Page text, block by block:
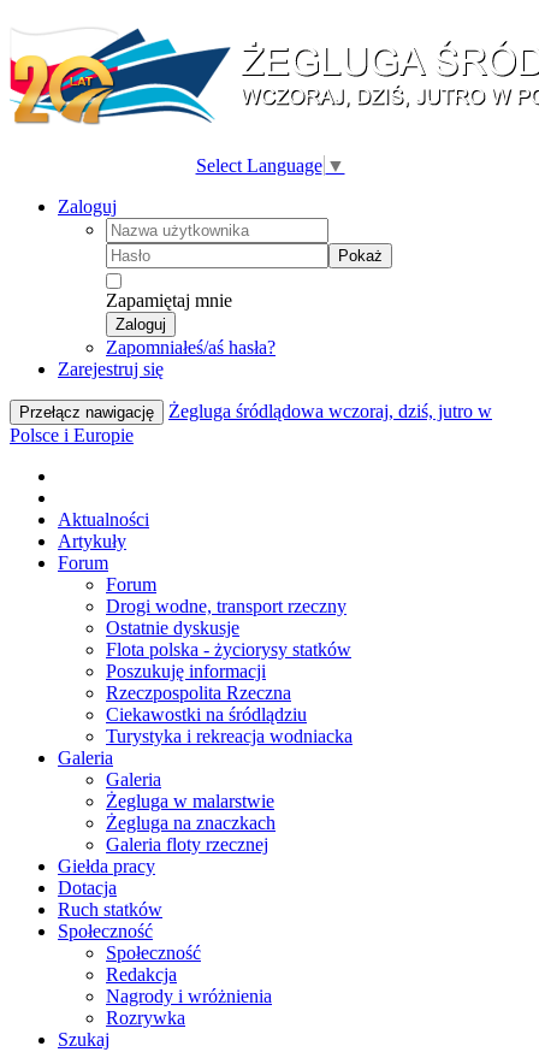
Select Language ▼
Zaloguj
Pokaż
Zapamiętaj mnie
Zaloguj
Zapomniałeś/aś hasła?
Zarejestruj się
Przełącz nawigację
Żegluga śródlądowa wczoraj, dziś, jutro w
Polsce i Europie
Aktualności
Artykuły
Forum
Forum
Drogi wodne, transport rzeczny
Ostatnie dyskusje
Flota polska - życiorysy statków
Poszukuję informacji
Rzeczpospolita Rzeczna
Ciekawostki na śródlądziu
Turystyka i rekreacja wodniacka
Galeria
Galeria
Żegluga w malarstwie
Żegluga na znaczkach
Galeria floty rzecznej
Giełda pracy
Dotacja
Ruch statków
Społeczność
Społeczność
Redakcja
Nagrody i wróżnienia
Rozrywka
Szukaj